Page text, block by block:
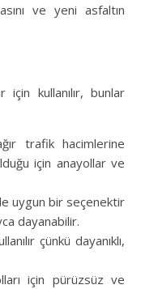
ve yeni asfaltın
kullanılır, bunlar
trafik hacimlerine
için anayollar ve
uygun bir seçenektir
dayanabilir.
çünkü dayanıklı,
için pürüzsüz ve